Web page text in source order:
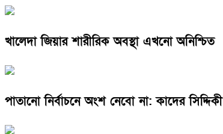
খালেদা জিয়ার শারীরিক অবস্থা এখনো অনিশ্চিত
পাতানো নির্বাচনে অংশ নেবো না: কাদের সিদ্দিকী